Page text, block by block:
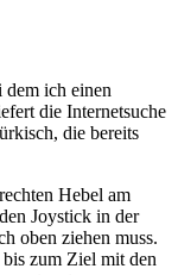
ich einen
die Internetsuche
die bereits
Hebel am
Joystick in der
oben ziehen muss.
zum Ziel mit den